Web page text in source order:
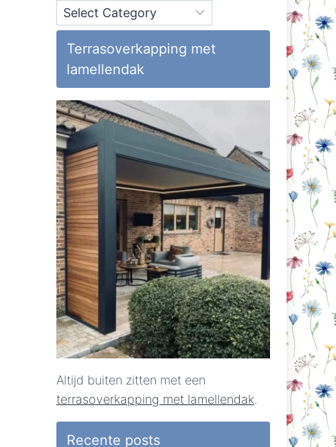
Onderwerpen
op
Huisvlijt
Terrasoverkapping met
lamellendak
Altijd buiten zitten met een
terrasoverkapping met lamellendak.
Recente posts